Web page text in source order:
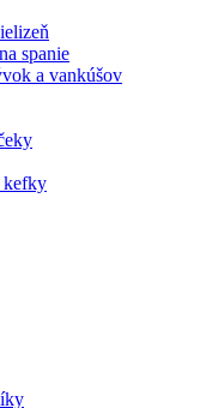
spanie
a vankúšov
kefky